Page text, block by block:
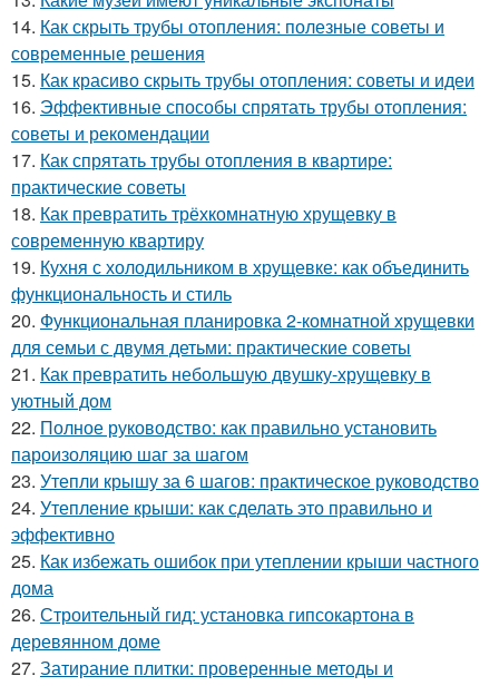
14. Как скрыть трубы отопления: полезные советы и
современные решения
15. Как красиво скрыть трубы отопления: советы и идеи
16. Эффективные способы спрятать трубы отопления:
советы и рекомендации
17. Как спрятать трубы отопления в квартире:
практические советы
18. Как превратить трёхкомнатную хрущевку в
современную квартиру
19. Кухня с холодильником в хрущевке: как объединить
функциональность и стиль
20. Функциональная планировка 2-комнатной хрущевки
для семьи с двумя детьми: практические советы
21. Как превратить небольшую двушку-хрущевку в
уютный дом
22. Полное руководство: как правильно установить
пароизоляцию шаг за шагом
23. Утепли крышу за 6 шагов: практическое руководство
24. Утепление крыши: как сделать это правильно и
эффективно
25. Как избежать ошибок при утеплении крыши частного
дома
26. Строительный гид: установка гипсокартона в
деревянном доме
27. Затирание плитки: проверенные методы и